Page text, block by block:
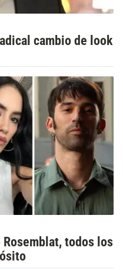
cambio de look
Rosemblat, todos los